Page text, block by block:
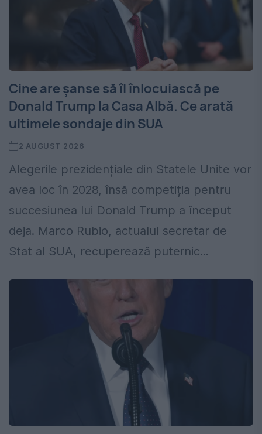
Cine are șanse să îl înlocuiască pe
Donald Trump la Casa Albă. Ce arată
ultimele sondaje din SUA
2 AUGUST 2026
Alegerile prezidențiale din Statele Unite vor
avea loc în 2028, însă competiția pentru
succesiunea lui Donald Trump a început
deja. Marco Rubio, actualul secretar de
Stat al SUA, recuperează puternic...